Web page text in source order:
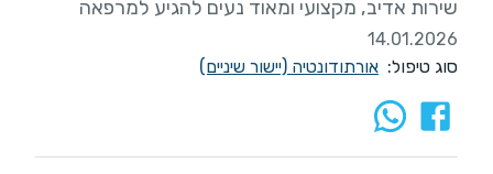
שירות אדיב, מקצועי ומאוד נעים להגיע למרפאה
14.01.2026
סוג טיפול: אורתודונטיה (יישור שיניים)